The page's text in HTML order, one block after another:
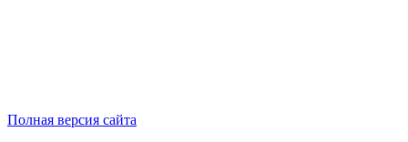
Полная версия сайта